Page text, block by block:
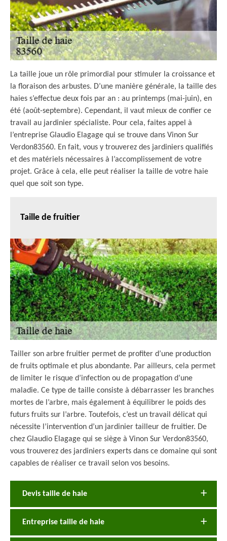
La taille joue un rôle primordial pour stimuler la croissance et
la floraison des arbustes. D’une manière générale, la taille des
haies s’effectue deux fois par an : au printemps (mai-juin), en
été (août-septembre). Cependant, il vaut mieux de confier ce
travail au jardinier spécialiste. Pour cela, faites appel à
l’entreprise Glaudio Elagage qui se trouve dans Vinon Sur
Verdon83560. En fait, vous y trouverez des jardiniers qualifiés
et des matériels nécessaires à l’accomplissement de votre
projet. Grâce à cela, elle peut réaliser la taille de votre haie
quel que soit son type.
Taille de fruitier
Tailler son arbre fruitier permet de profiter d’une production
de fruits optimale et plus abondante. Par ailleurs, cela permet
de limiter le risque d’infection ou de propagation d’une
maladie. Ce type de taille consiste à débarrasser les branches
mortes de l’arbre, mais également à équilibrer le poids des
futurs fruits sur l’arbre. Toutefois, c’est un travail délicat qui
nécessite l’intervention d’un jardinier tailleur de fruitier. De
chez Glaudio Elagage qui se siège à Vinon Sur Verdon83560,
vous trouverez des jardiniers experts dans ce domaine qui sont
capables de réaliser ce travail selon vos besoins.
Devis taille de haie
Entreprise taille de haie